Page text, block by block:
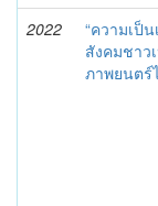
2022
“ความเป็
สังคมชาว
ภาพยนตร์